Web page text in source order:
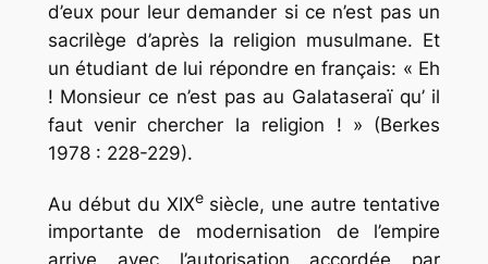
d’eux pour leur demander si ce n’est pas un
sacrilège d’après la religion musulmane. Et
un étudiant de lui répondre en français: « Eh
! Monsieur ce n’est pas au Galataseraï qu’ il
faut venir chercher la religion ! » (Berkes
1978 : 228-229).
Au début du XIXesiècle, une autre tentative
importante de modernisation de l’empire